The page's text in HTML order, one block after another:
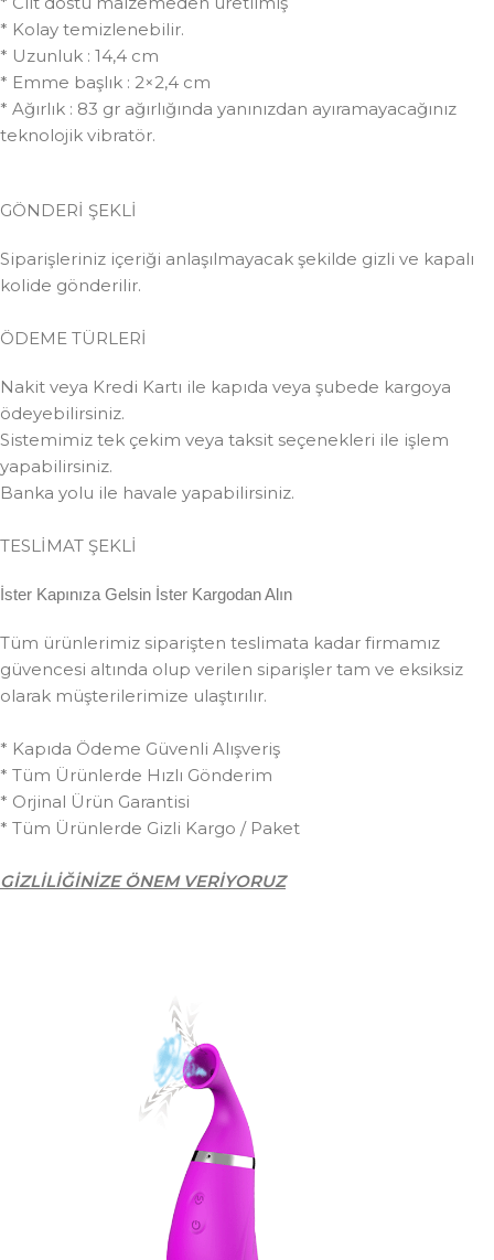
* Kolay temizlenebilir.
* Uzunluk : 14,4 cm
* Emme başlık : 2×2,4 cm
* Ağırlık : 83 gr ağırlığında yanınızdan ayıramayacağınız
teknolojik vibratör.
GÖNDERİ ŞEKLİ
Siparişleriniz içeriği anlaşılmayacak şekilde gizli ve kapalı
kolide gönderilir.
ÖDEME TÜRLERİ
Nakit veya Kredi Kartı ile kapıda veya şubede kargoya
ödeyebilirsiniz.
Sistemimiz tek çekim veya taksit seçenekleri ile işlem
yapabilirsiniz.
Banka yolu ile havale yapabilirsiniz.
TESLİMAT ŞEKLİ
İster Kapınıza Gelsin İster Kargodan Alın
Tüm ürünlerimiz siparişten teslimata kadar firmamız
güvencesi altında olup verilen siparişler tam ve eksiksiz
olarak müşterilerimize ulaştırılır.
* Kapıda Ödeme Güvenli Alışveriş
* Tüm Ürünlerde Hızlı Gönderim
* Orjinal Ürün Garantisi
* Tüm Ürünlerde Gizli Kargo / Paket
GİZLİLİĞİNİZE ÖNEM VERİYORUZ